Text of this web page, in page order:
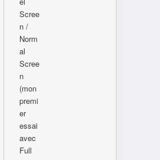
Scree
n /
Norm
al
Scree
n
(mon
premi
er
essai
avec
Full